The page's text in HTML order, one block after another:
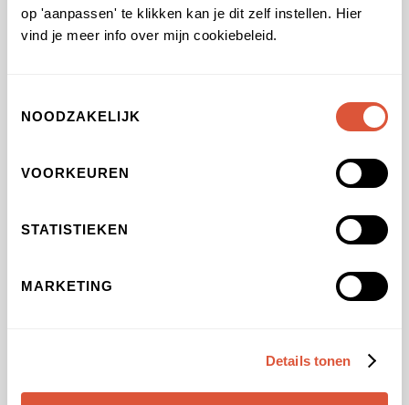
op 'aanpassen' te klikken kan je dit zelf instellen. Hier
vind je meer info over mijn cookiebeleid.
NOODZAKELIJK
VOORKEUREN
STATISTIEKEN
MARKETING
Details tonen
COUNTRY *
Shipping Method
Payment Info * Required